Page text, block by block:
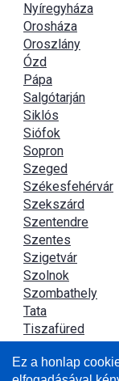
Nyíregyháza
Orosháza
Oroszlány
Ózd
Pápa
Salgótarján
Siklós
Siófok
Sopron
Szeged
Székesfehérvár
Szekszárd
Szentendre
Szentes
Szigetvár
Szolnok
Szombathely
Tata
Tiszafüred
Újszász
Ez a honlap